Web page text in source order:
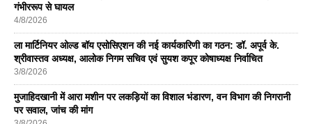
गंभीररूप से घायल
4/8/2026
ला मार्टिनियर ओल्ड बॉय एसोसिएशन की नई कार्यकारिणी का गठन: डॉ. अपूर्व के.
श्रीवास्तव अध्यक्ष, आलोक निगम सचिव एवं सुयश कपूर कोषाध्यक्ष निर्वाचित
3/8/2026
मुजाहिदखानी में आरा मशीन पर लकड़ियों का विशाल भंडारण, वन विभाग की निगरानी
पर सवाल, जांच की मांग